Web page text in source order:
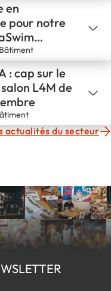
en
pour notre
: cap sur le
L4M de
actualités du secteur